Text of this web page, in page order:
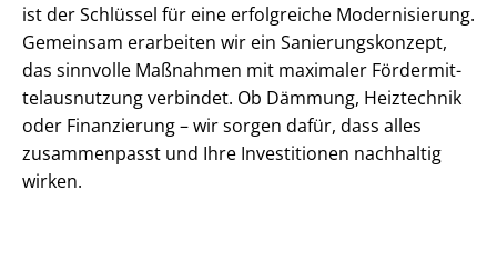
ist der Schlüssel für eine erfolgreiche Modernisierung.
Gemeinsam erarbeiten wir ein Sa­nie­rungs­kon­zept,
das sinnvolle Maßnahmen mit maximaler För­der­mit­
tel­aus­nut­zung verbindet. Ob Dämmung, Heiztechnik
oder Finanzierung – wir sorgen dafür, dass alles
zusammenpasst und Ihre Investitionen nachhaltig
wirken.